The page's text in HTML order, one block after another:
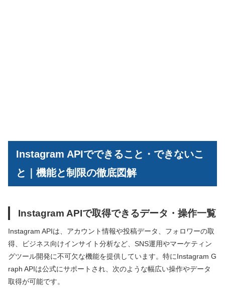
Instagram APIでできること・できないこ
と｜機能と制限の徹底図解
Instagram APIで取得できるデータ・操作一覧
Instagram APIは、アカウント情報や投稿データ、フォロワーの取
得、ビジネス向けインサイト分析など、SNS運用やマーケティン
グツール開発に不可欠な機能を提供しています。特にInstagram G
raph APIは公式にサポートされ、次のような幅広い操作やデータ
取得が可能です。